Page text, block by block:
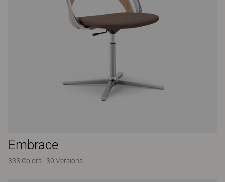
Embrace
333 Colors | 30 Versions